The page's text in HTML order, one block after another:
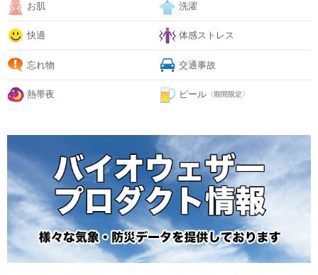
お肌 洗濯
快適 体感ストレス
忘れ物 交通事故
熱帯夜 ビール 〈期間限定〉